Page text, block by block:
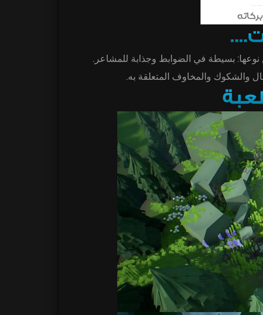
بسيطة في الضوابط وجذابة للمشاعر.
والشكوك والمخاوف المتعلقة به.